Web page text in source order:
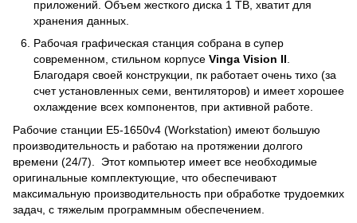
приложений. Объем жесткого диска 1 TB, хватит для
хранения данных.
Рабочая графическая станция собрана в супер
современном, стильном корпусе Vinga Vision II.
Благодаря своей конструкции, пк работает очень тихо (за
счет установленных семи, вентиляторов) и имеет хорошее
охлаждение всех компонентов, при активной работе.
Рабочие станции E5-1650v4 (Workstation) имеют большую
производительность и работаю на протяжении долгого
времени (24/7). Этот компьютер имеет все необходимые
оригинальные комплектующие, что обеспечивают
максимальную производительность при обработке трудоемких
задач, с тяжелым программным обеспечением.